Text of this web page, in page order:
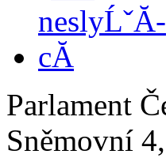
Parlament
Sněmovní